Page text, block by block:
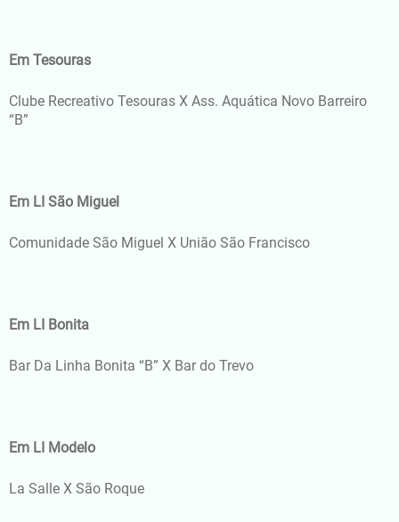
Em Tesouras
Clube Recreativo Tesouras X Ass. Aquática Novo Barreiro
“B”
Em LI São Miguel
Comunidade São Miguel X União São Francisco
Em LI Bonita
Bar Da Linha Bonita “B” X Bar do Trevo
Em LI Modelo
La Salle X São Roque